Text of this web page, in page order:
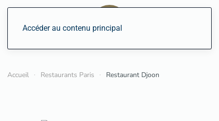
Accéder au contenu principal
Accueil Restaurants Paris Restaurant Djoon